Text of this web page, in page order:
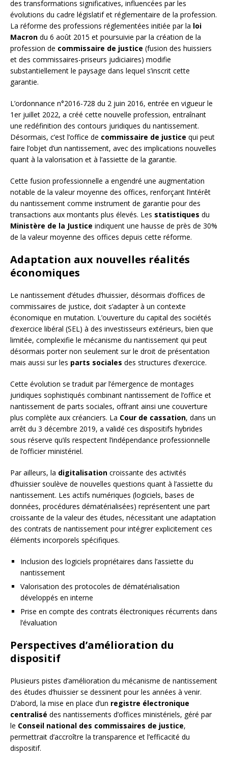
des transformations significatives, influencées par les
évolutions du cadre législatif et réglementaire de la profession.
La réforme des professions réglementées initiée par la loi
Macron du 6 août 2015 et poursuivie par la création de la
profession de commissaire de justice (fusion des huissiers
et des commissaires-priseurs judiciaires) modifie
substantiellement le paysage dans lequel s’inscrit cette
garantie.
L’ordonnance n°2016-728 du 2 juin 2016, entrée en vigueur le
1er juillet 2022, a créé cette nouvelle profession, entraînant
une redéfinition des contours juridiques du nantissement.
Désormais, c’est l’office de commissaire de justice qui peut
faire l’objet d’un nantissement, avec des implications nouvelles
quant à la valorisation et à l’assiette de la garantie.
Cette fusion professionnelle a engendré une augmentation
notable de la valeur moyenne des offices, renforçant l’intérêt
du nantissement comme instrument de garantie pour des
transactions aux montants plus élevés. Les statistiques du
Ministère de la Justice indiquent une hausse de près de 30%
de la valeur moyenne des offices depuis cette réforme.
Adaptation aux nouvelles réalités
économiques
Le nantissement d’études d’huissier, désormais d’offices de
commissaires de justice, doit s’adapter à un contexte
économique en mutation. L’ouverture du capital des sociétés
d’exercice libéral (SEL) à des investisseurs extérieurs, bien que
limitée, complexifie le mécanisme du nantissement qui peut
désormais porter non seulement sur le droit de présentation
mais aussi sur les parts sociales des structures d’exercice.
Cette évolution se traduit par l’émergence de montages
juridiques sophistiqués combinant nantissement de l’office et
nantissement de parts sociales, offrant ainsi une couverture
plus complète aux créanciers. La Cour de cassation, dans un
arrêt du 3 décembre 2019, a validé ces dispositifs hybrides
sous réserve qu’ils respectent l’indépendance professionnelle
de l’officier ministériel.
Par ailleurs, la digitalisation croissante des activités
d’huissier soulève de nouvelles questions quant à l’assiette du
nantissement. Les actifs numériques (logiciels, bases de
données, procédures dématérialisées) représentent une part
croissante de la valeur des études, nécessitant une adaptation
des contrats de nantissement pour intégrer explicitement ces
éléments incorporels spécifiques.
Inclusion des logiciels propriétaires dans l’assiette du
nantissement
Valorisation des protocoles de dématérialisation
développés en interne
Prise en compte des contrats électroniques récurrents dans
l’évaluation
Perspectives d’amélioration du
dispositif
Plusieurs pistes d’amélioration du mécanisme de nantissement
des études d’huissier se dessinent pour les années à venir.
D’abord, la mise en place d’un registre électronique
centralisé des nantissements d’offices ministériels, géré par
le Conseil national des commissaires de justice,
permettrait d’accroître la transparence et l’efficacité du
dispositif.